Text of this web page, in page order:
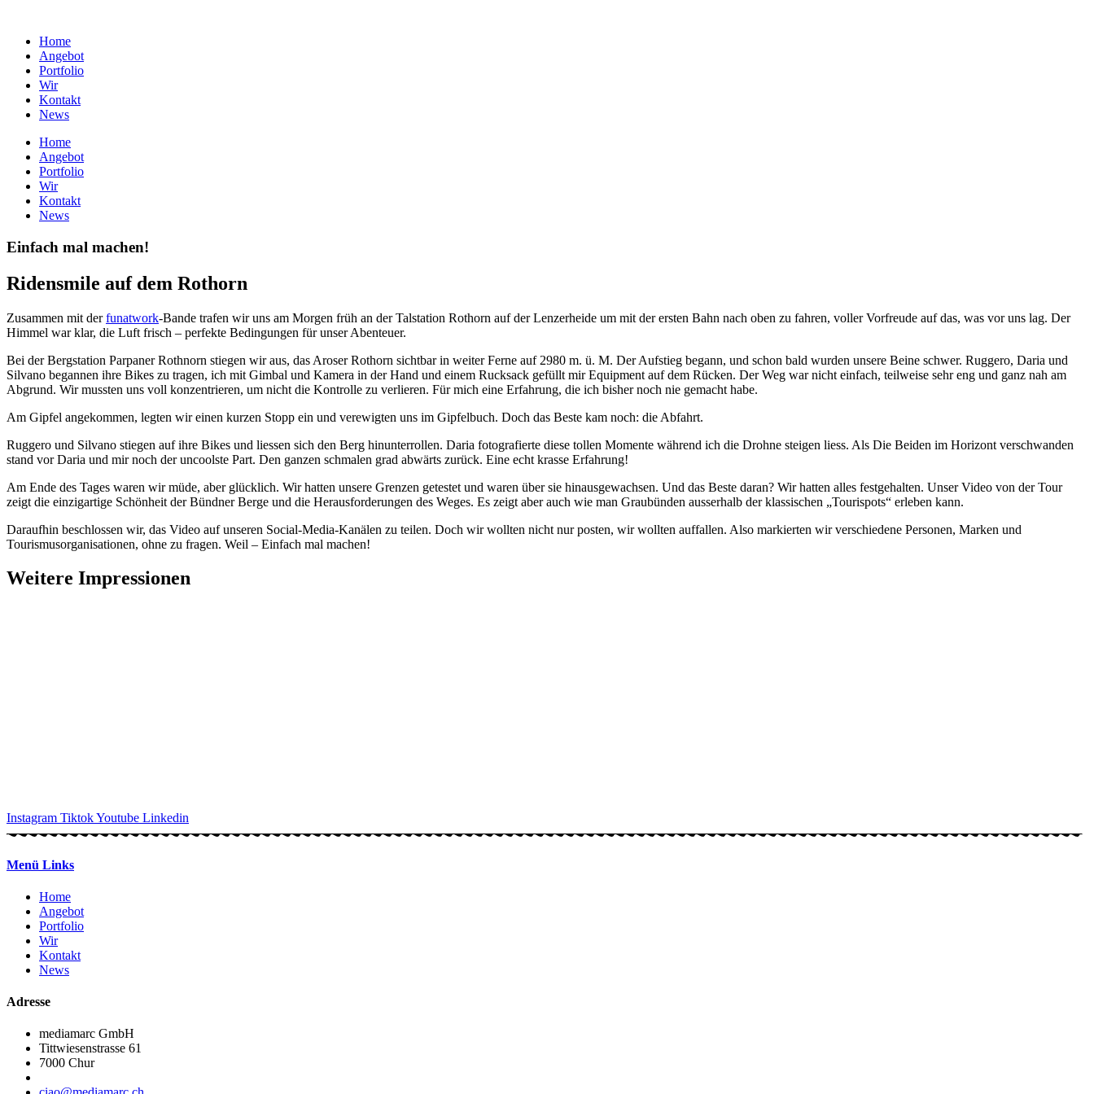
Home
Angebot
Portfolio
Wir
Kontakt
News
Home
Angebot
Portfolio
Wir
Kontakt
News
Einfach mal machen!
Ridensmile auf dem Rothorn
Zusammen mit derfunatwork-Bande trafen wir uns am Morgen früh an der Talstation Rothorn auf der Lenzerheide um mit der ersten Bahn nach oben zu fahren, voller Vorfreude auf das, was vor uns lag. Der
Himmel war klar, die Luft frisch – perfekte Bedingungen für unser Abenteuer.
Bei der Bergstation Parpaner Rothnorn stiegen wir aus, das Aroser Rothorn sichtbar in weiter Ferne auf 2980 m. ü. M. Der Aufstieg begann, und schon bald wurden unsere Beine schwer. Ruggero, Daria und
Silvano begannen ihre Bikes zu tragen, ich mit Gimbal und Kamera in der Hand und einem Rucksack gefüllt mir Equipment auf dem Rücken. Der Weg war nicht einfach, teilweise sehr eng und ganz nah am
Abgrund. Wir mussten uns voll konzentrieren, um nicht die Kontrolle zu verlieren. Für mich eine Erfahrung, die ich bisher noch nie gemacht habe.
Am Gipfel angekommen, legten wir einen kurzen Stopp ein und verewigten uns im Gipfelbuch. Doch das Beste kam noch: die Abfahrt.
Ruggero und Silvano stiegen auf ihre Bikes und liessen sich den Berg hinunterrollen. Daria fotografierte diese tollen Momente während ich die Drohne steigen liess. Als Die Beiden im Horizont verschwanden
stand vor Daria und mir noch der uncoolste Part. Den ganzen schmalen grad abwärts zurück. Eine echt krasse Erfahrung!
Am Ende des Tages waren wir müde, aber glücklich. Wir hatten unsere Grenzen getestet und waren über sie hinausgewachsen. Und das Beste daran? Wir hatten alles festgehalten. Unser Video von der Tour
zeigt die einzigartige Schönheit der Bündner Berge und die Herausforderungen des Weges. Es zeigt aber auch wie man Graubünden ausserhalb der klassischen „Tourispots“ erleben kann.
Daraufhin beschlossen wir, das Video auf unseren Social-Media-Kanälen zu teilen. Doch wir wollten nicht nur posten, wir wollten auffallen. Also markierten wir verschiedene Personen, Marken und
Tourismusorganisationen, ohne zu fragen. Weil – Einfach mal machen!
Weitere Impressionen
Instagram TiktokYoutube Linkedin
Menü Links
Home
Angebot
Portfolio
Wir
Kontakt
News
Adresse
mediamarc GmbH
Tittwiesenstrasse 61
7000 Chur